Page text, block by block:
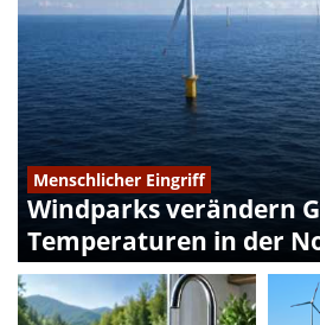
Menschlicher Eingriff
Windparks verändern
Temperaturen in der